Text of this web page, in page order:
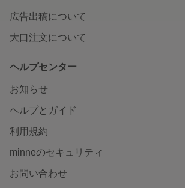
広告出稿について
大口注文について
ヘルプセンター
お知らせ
ヘルプとガイド
利用規約
minneのセキュリティ
お問い合わせ